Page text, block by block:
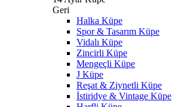
Geri
Halka Küpe
Spor & Tasarım Küpe
Vidalı Küpe
Zincirli Küpe
Mengeçli Küpe
J Küpe
Reşat & Ziynetli Küpe
İstiridye & Vintage Küpe